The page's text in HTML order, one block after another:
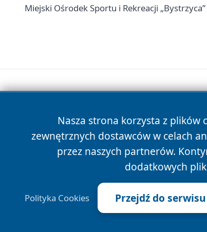
Miejski Ośrodek Sportu i Rekreacji
Nasza strona korzysta z plików
zewnętrznych dostawców w celach
przez naszych partnerów.
dodatkowych
Polityka Cookies Przejdź do serwisu